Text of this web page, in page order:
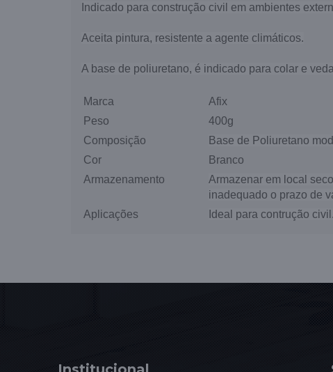
Indicado para construção civil em ambientes
Aceita pintura, resistente a agente climáticos.
A base de poliuretano, é indicado para colar e
Marca
Afix
Peso
400g
Composição
Base de Poliuretano
Cor
Branco
Armazenamento
Armazenar em local
inadequado o prazo de
Aplicações
Ideal para contrução civil.